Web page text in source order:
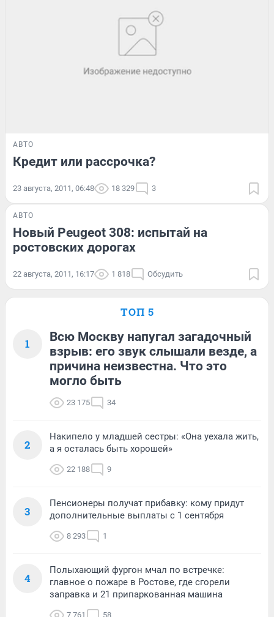
АВТО
Кредит или рассрочка?
23 августа, 2011, 06:48 18 329 3
АВТО
Новый Peugeot 308: испытай на
ростовских дорогах
22 августа, 2011, 16:17 1 818 Обсудить
ТОП 5
1
Всю Москву напугал загадочный
взрыв: его звук слышали везде, а
причина неизвестна. Что это
могло быть
23 175 34
2
Накипело у младшей сестры: «Она уехала жить,
а я осталась быть хорошей»
22 188 9
3
Пенсионеры получат прибавку: кому придут
дополнительные выплаты с 1 сентября
8 293 1
4
Полыхающий фургон мчал по встречке:
главное о пожаре в Ростове, где сгорели
заправка и 21 припаркованная машина
7 761 58